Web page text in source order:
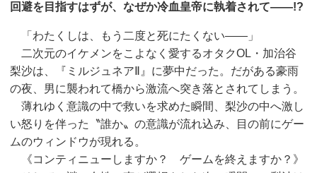
回避を目指すはずが、なぜか冷血皇帝に執着されて——!?
「わたくしは、もう二度と死にたくない——」
二次元のイケメンをこよなく愛するオタクOL・加治谷
梨沙は、『ミルジュネアⅡ』に夢中だった。だがある豪雨
の夜、男に襲われて橋から激流へ突き落とされてしまう。
薄れゆく意識の中で救いを求めた瞬間、梨沙の中へ激し
い怒りを伴った〝誰か〟の意識が流れ込み、目の前にゲー
ムのウィンドウが現れる。
《コンティニューしますか？ ゲームを終えますか？》